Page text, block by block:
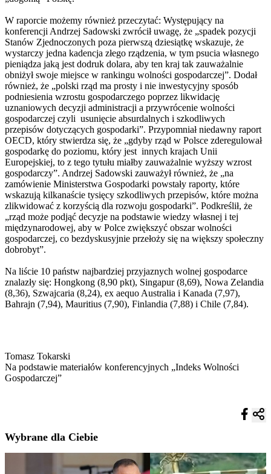
W raporcie możemy również przeczytać: Występujący na
konferencji Andrzej Sadowski zwrócił uwagę, że „spadek pozycji
Stanów Zjednoczonych poza pierwszą dziesiątkę wskazuje, że
wystarczy jedna kadencja złego rządzenia, w tym psucia własnego
pieniądza jaką jest dodruk dolara, aby ten kraj tak zauważalnie
obniżył swoje miejsce w rankingu wolności gospodarczej”. Dodał
również, że „polski rząd ma prosty i nie inwestycyjny sposób
podniesienia wzrostu gospodarczego poprzez likwidację
uznaniowych decyzji administracji a przywrócenie wolności
gospodarczej czyli usunięcie absurdalnych i szkodliwych
przepisów dotyczących gospodarki”. Przypomniał niedawny raport
OECD, który stwierdza się, że „gdyby rząd w Polsce zderegulował
gospodarkę do poziomu, który jest innych krajach Unii
Europejskiej, to z tego tytułu miałby zauważalnie wyższy wzrost
gospodarczy”. Andrzej Sadowski zauważył również, że „na
zamówienie Ministerstwa Gospodarki powstały raporty, które
wskazują kilkanaście tysięcy szkodliwych przepisów, które można
zlikwidować z korzyścią dla rozwoju gospodarki”. Podkreślił, że
„rząd może podjąć decyzje na podstawie wiedzy własnej i tej
międzynarodowej, aby w Polce zwiększyć obszar wolności
gospodarczej, co bezdyskusyjnie przełoży się na większy społeczny
dobrobyt”.
Na liście 10 państw najbardziej przyjaznych wolnej gospodarce
znalazły się: Hongkong (8,90 pkt), Singapur (8,69), Nowa Zelandia
(8,36), Szwajcaria (8,24), ex aequo Australia i Kanada (7,97),
Bahrajn (7,94), Mauritius (7,90), Finlandia (7,88) i Chile (7,84).
Tomasz Tokarski
Na podstawie materiałów konferencyjnych „Indeks Wolności
Gospodarczej”
Wybrane dla Ciebie